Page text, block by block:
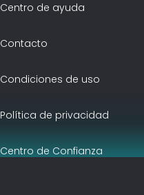
Centro de ayuda
Contacto
Condiciones de uso
Política de privacidad
Centro de Confianza